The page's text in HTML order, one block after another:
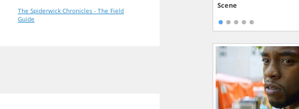
The Spiderwick Chronicles - The Field
Guide
Scene